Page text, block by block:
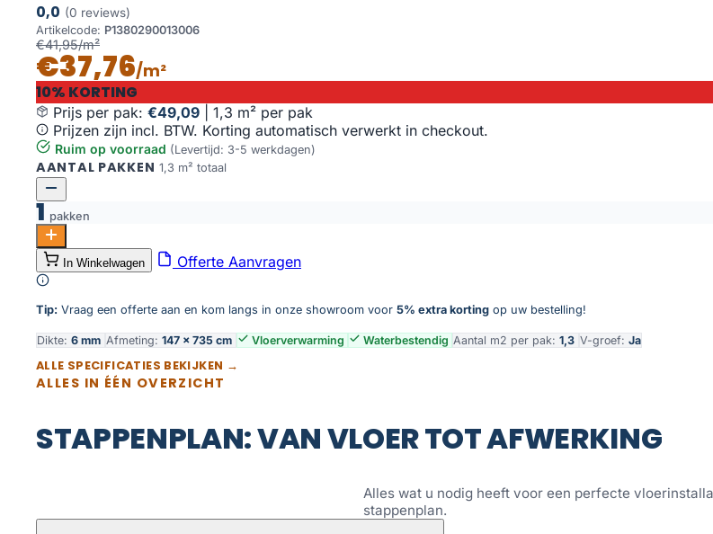
0,0 (0 reviews)
Artikelcode: P1380290013006
€41,95/m²
€37,76/m²
10% KORTING
Prijs per pak: €49,09
1,3 m² per pak
Prijzen zijn incl. BTW. Korting automatisch verwerkt in checkout.
Ruim op voorraad (Levertijd: 3-5 werkdagen)
AANTAL PAKKEN 1,3 m² totaal
1 pakken
Mystiq Rigid Click Visgraat 2900 Desert aantal
Toevoegen aan winkelwagen
In Winkelwagen Offerte Aanvragen
Tip: Vraag een offerte aan en kom langs in onze showroom voor 5% extra korting op uw bestelling!
Dikte: 6 mm Afmeting: 147 × 735 cm Vloerverwarming Waterbestendig Aantal m2 per pak: 1,3 V-groef: Ja
ALLE SPECIFICATIES BEKIJKEN →
ALLES IN ÉÉN OVERZICHT
STAPPENPLAN: VAN VLOER TOT AFWERKING
Alles wat u nodig heeft voor een perfecte
stappenplan.